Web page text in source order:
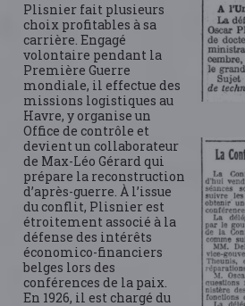
Plisnier fait plusieurs
choix profitables à sa
carrière. Engagé
volontaire pendant la
Première Guerre
mondiale, il effectue des
missions logistiques au
Havre, y organise un
Office de contrôle et
devient un collaborateur
de Max-Léo Gérard qui
prépare la reconstruction
d’après-guerre. À l’issue
du conflit, Plisnier est
étroitement associé à la
défense des intérêts
économico-financiers
belges lors des
conférences de la paix.
En 1926, il est chargé du